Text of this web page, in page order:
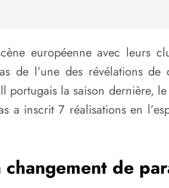
européenne avec leurs
de l’une des révélations
portugais la saison dernière,
a inscrit 7 réalisations en
changement de